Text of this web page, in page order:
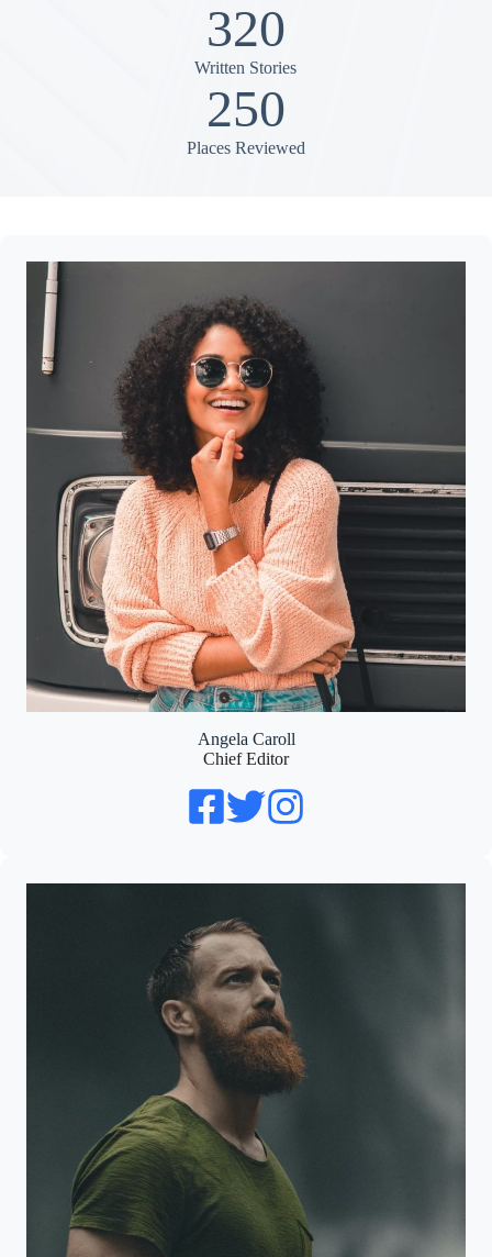
320
Written Stories
250
Places Reviewed
Angela Caroll
Chief Editor